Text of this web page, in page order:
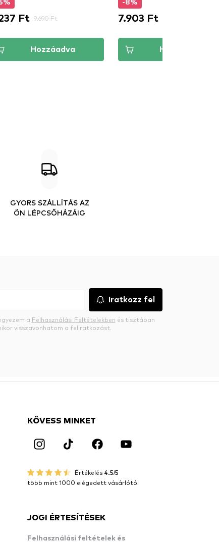
Ft 9.690 Ft
Hozzáadva
-8%
7.903 Ft
Hozzáadva
GYORS SZÁLLÍTÁS AZ
ÖN LÉPCSŐHÁZÁIG
Iratkozz fel
a Felhasználási Feltételekben és tisztában
visszavonhatom a feliratkozást.
KÖVESS MINKET
Értékelés 4.5/5
több mint 1000 elégedett vásárlótól
JOGI ÉRTESÍTÉSEK
Felhasználási feltételek és